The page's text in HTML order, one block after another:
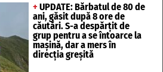
+ UPDATE: Bărbatul de 80 de
ani, găsit după 8 ore de
căutări. S-a despărțit de
grup pentru a se întoarce la
mașină, dar a mers în
direcția greșită